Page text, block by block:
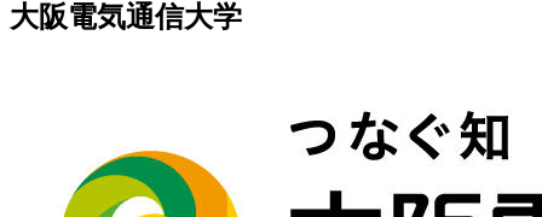
大阪電気通信大学